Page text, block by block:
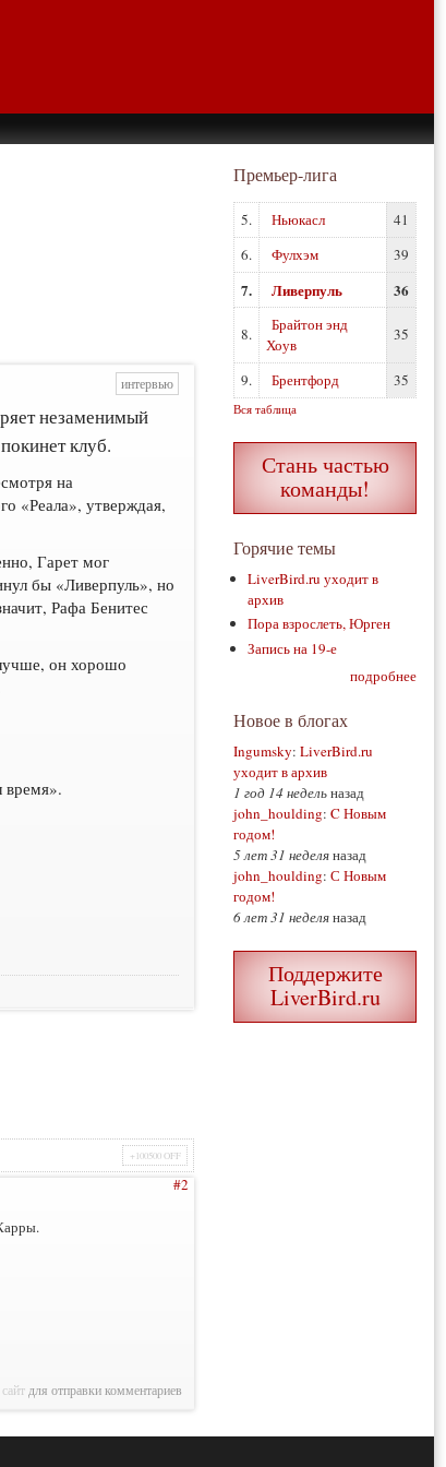
интервью
незаменимый
покинет клуб.
на
«Реала», утверждая,
Гарет мог
бы «Ливерпуль», но
Рафа Бенитес
он хорошо
время».
+100500 OFF
#2
для отправки комментариев
Премьер-лига
5. Ньюкасл
41
6.
Фулхэм 39
7. Ливерпуль 36
8.
Брайтон энд
Хоув
35
9. Брентфорд 35
Вся таблица
Стань частью
команды!
Горячие темы
LiverBird.ru уходит в
архив
Пора взрослеть, Юрген
Запись на 19-е
подробнее
Новое в блогах
Ingumsky: LiverBird.ru
уходит в архив
1 год 14 недельназад
john_houlding: C Новым
годом!
5 лет 31 неделяназад
john_houlding: С Новым
годом!
6 лет 31 неделяназад
Поддержите
LiverBird.ru